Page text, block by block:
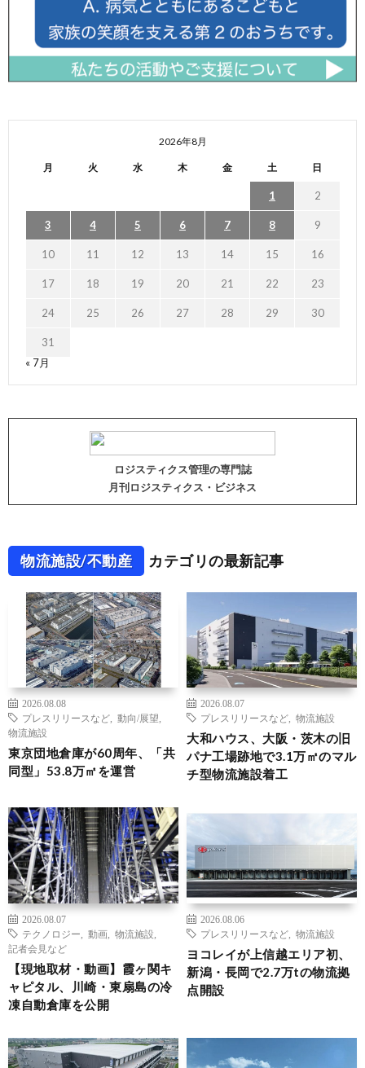
2026年8月
月 火 水 木 金 土 日
1 2
3 4 5 6 7 8 9
10 11 12 13 14 15 16
17 18 19 20 21 22 23
24 25 26 27 28 29 30
31
« 7月
ロジスティクス管理の専門誌
月刊ロジスティクス・ビジネス
物流施設/不動産 カテゴリの最新記事
2026.08.08
プレスリリースなど
動向/展望
物流施設
東京団地倉庫が60周年、「共
同型」53.8万㎡を運営
2026.08.07
プレスリリースなど
物流施設
大和ハウス、大阪・茨木の旧
パナ工場跡地で3.1万㎡のマル
チ型物流施設着工
2026.08.07
テクノロジー
動画 物流施設
記者会見など
【現地取材・動画】霞ヶ関キ
ャピタル、川崎・東扇島の冷
凍自動倉庫を公開
2026.08.06
プレスリリースなど
物流施設
ヨコレイが上信越エリア初、
新潟・長岡で2.7万tの物流拠
点開設